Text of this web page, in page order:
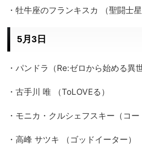
・牡牛座のフランキスカ （聖闘士星
5月3日
・パンドラ（Re:ゼロから始める異
・古手川 唯 （ToLOVEる）
・モニカ・クルシェフスキー（コー
・高峰 サツキ （ゴッドイーター）